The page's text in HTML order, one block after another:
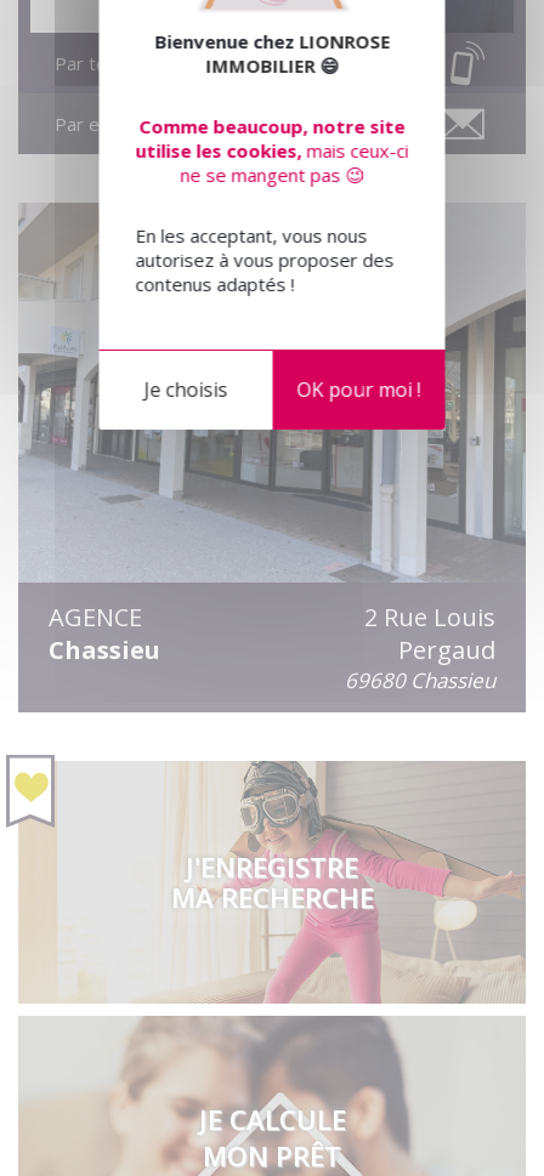
Par téléphone
Par email
AGENCE
Chassieu
2 Rue Louis
Pergaud
69680 Chassieu
J'ENREGISTRE
MA RECHERCHE
JE CALCULE
MON PRÊT
Bienvenue chez LIONROSE
IMMOBILIER😄
Comme beaucoup, notre site
utilise les cookies,mais ceux-ci
ne se mangent pas 😉
En les acceptant, vous nous
autorisez à vous proposer des
contenus adaptés !
OK pour moi !
Je choisis